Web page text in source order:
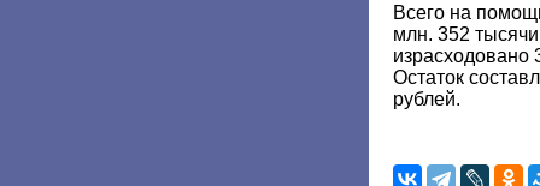
Всего на
млн. 352
израсходовано
Остаток
рублей.